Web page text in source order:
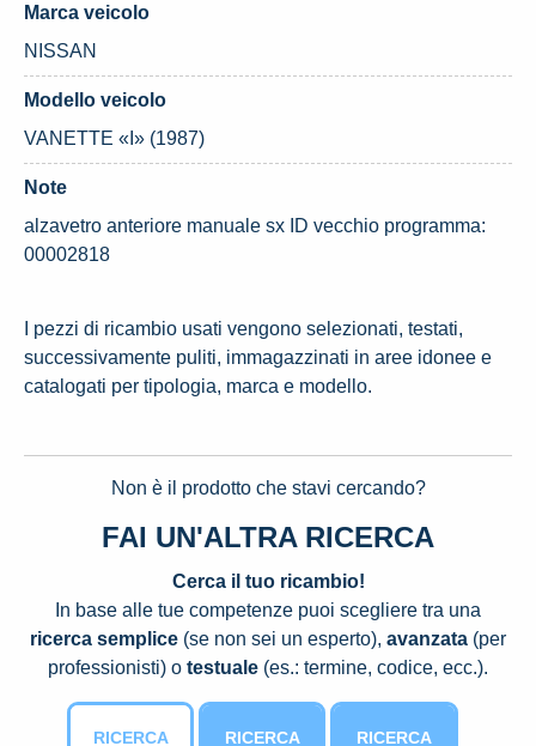
Marca veicolo
NISSAN
Modello veicolo
VANETTE «I» (1987)
Note
alzavetro anteriore manuale sx ID vecchio programma:
00002818
I pezzi di ricambio usati vengono selezionati, testati,
successivamente puliti, immagazzinati in aree idonee e
catalogati per tipologia, marca e modello.
Non è il prodotto che stavi cercando?
FAI UN'ALTRA RICERCA
Cerca il tuo ricambio!
In base alle tue competenze puoi scegliere tra una
ricerca semplice (se non sei un esperto), avanzata (per
professionisti) o testuale (es.: termine, codice, ecc.).
RICERCA
RICERCA
RICERCA